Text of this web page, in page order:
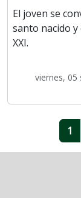
El joven se
santo nacido
XXI.
viernes, 05
1